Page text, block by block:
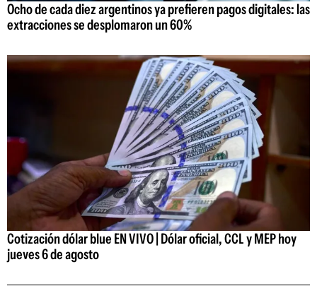
Ocho de cada diez argentinos ya prefieren pagos digitales: las
extracciones se desplomaron un 60%
Cotización dólar blue EN VIVO | Dólar oficial, CCL y MEP hoy
jueves 6 de agosto